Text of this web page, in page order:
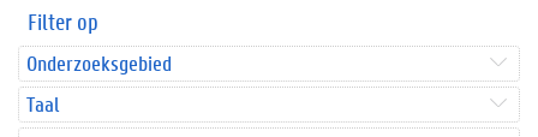
Filter op
Onderzoeksgebied
Taal